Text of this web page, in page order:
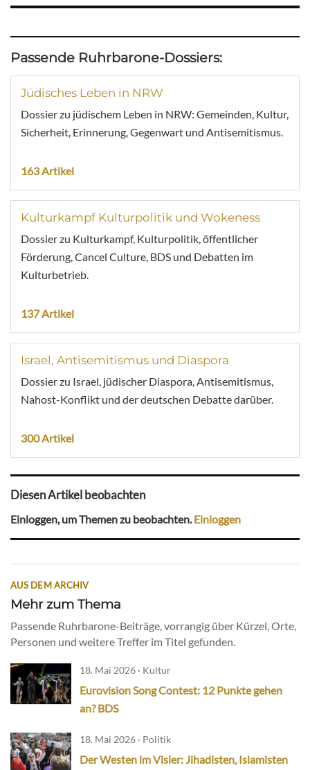
Passende Ruhrbarone-Dossiers:
Jüdisches Leben in NRW
Dossier zu jüdischem Leben in NRW: Gemeinden, Kultur,
Sicherheit, Erinnerung, Gegenwart und Antisemitismus.
163 Artikel
Kulturkampf Kulturpolitik und Wokeness
Dossier zu Kulturkampf, Kulturpolitik, öffentlicher
Förderung, Cancel Culture, BDS und Debatten im
Kulturbetrieb.
137 Artikel
Israel, Antisemitismus und Diaspora
Dossier zu Israel, jüdischer Diaspora, Antisemitismus,
Nahost-Konflikt und der deutschen Debatte darüber.
300 Artikel
Diesen Artikel beobachten
Einloggen, um Themen zu beobachten.Einloggen
AUS DEM ARCHIV
Mehr zum Thema
Passende Ruhrbarone-Beiträge, vorrangig über Kürzel, Orte,
Personen und weitere Treffer im Titel gefunden.
18. Mai 2026 · Kultur
Eurovision Song Contest: 12 Punkte gehen
an? BDS
18. Mai 2026 · Politik
Der Westen im Visier: Jihadisten, Islamisten